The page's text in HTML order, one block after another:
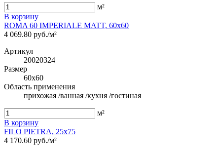
м²
В корзину
ROMA 60 IMPERIALE MATT, 60x60
4 069.80 руб./м²
Артикул
20020324
Размер
60x60
Область применения
прихожая /ванная /кухня /гостиная
м²
В корзину
FILO PIETRA, 25x75
4 170.60 руб./м²